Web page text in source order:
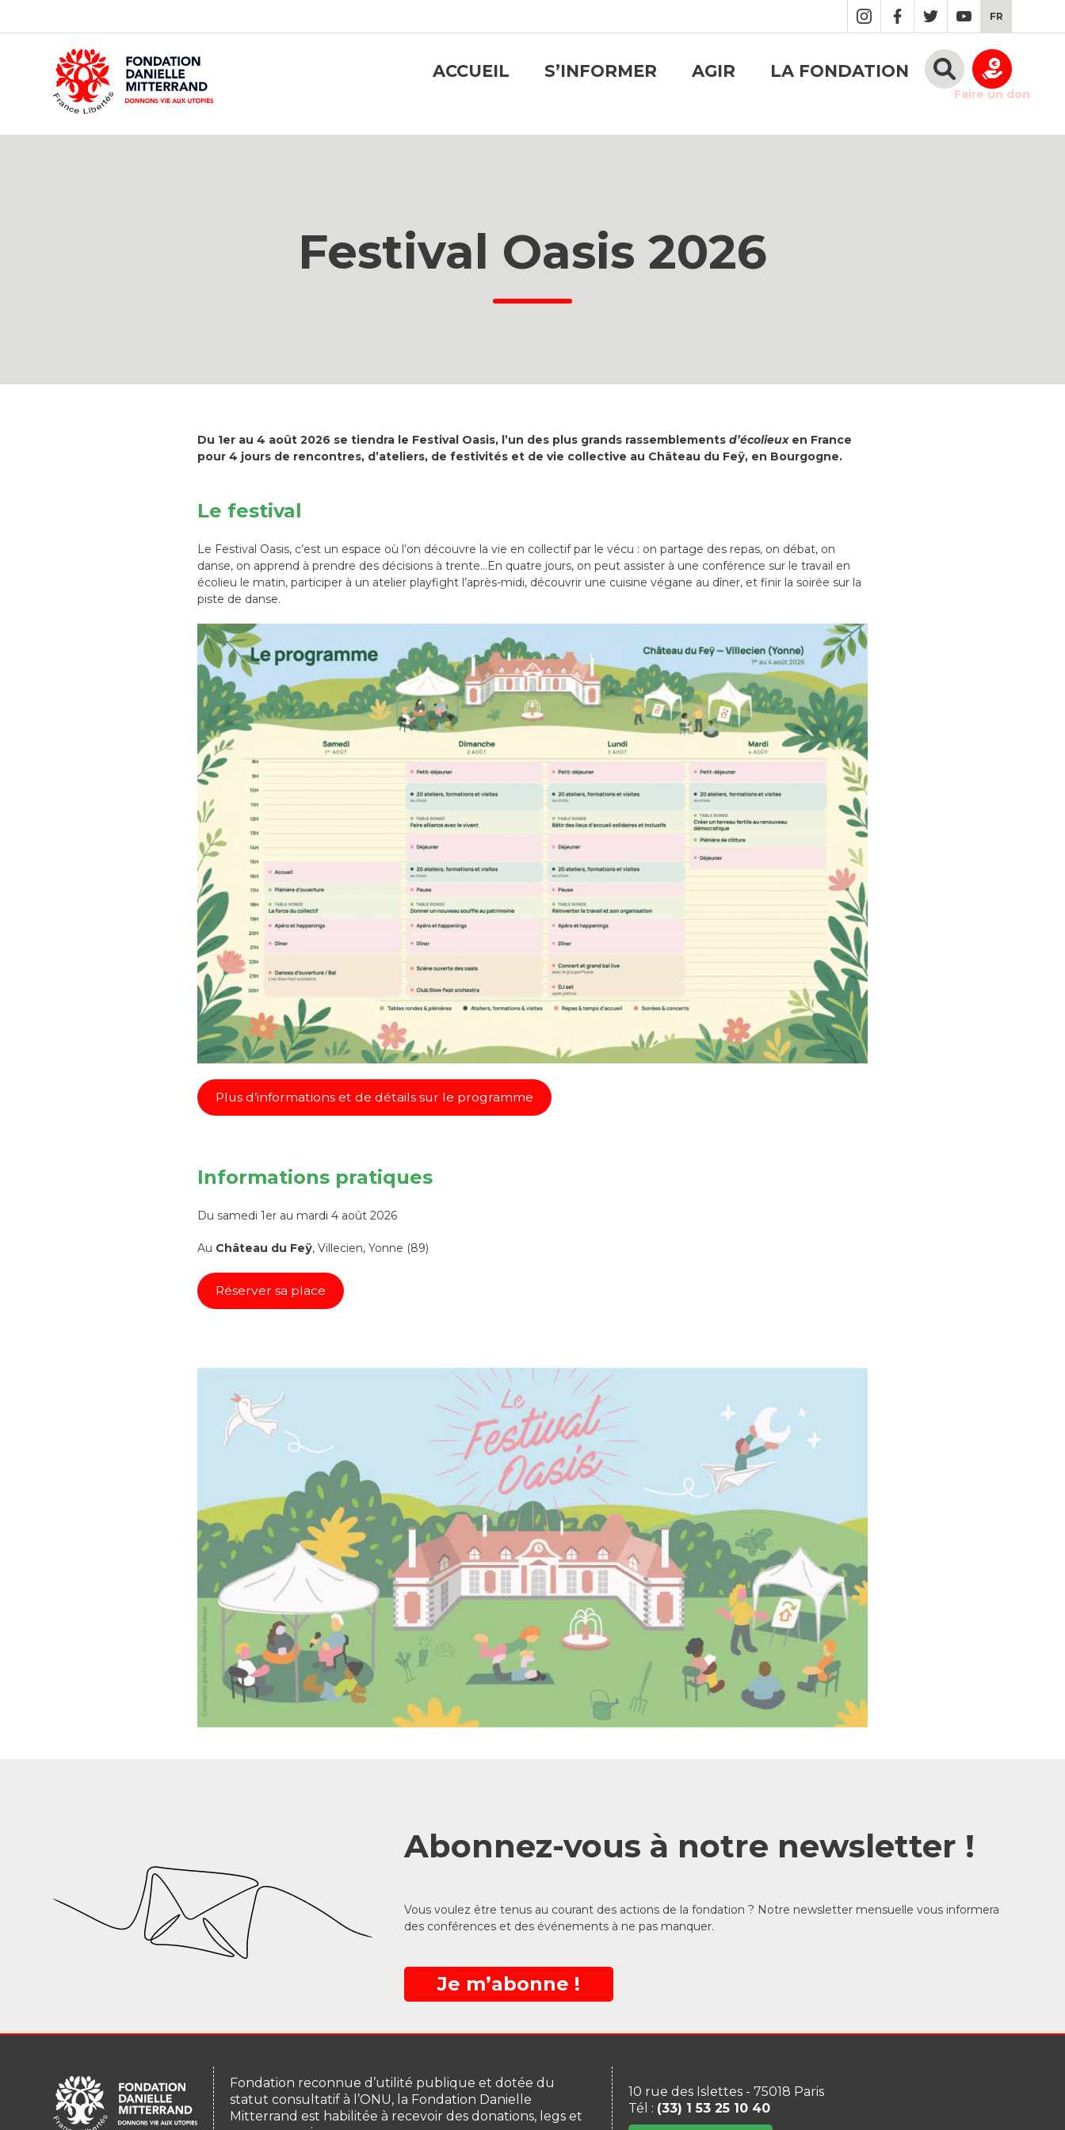
CONTENT
FR
ACCUEIL S’INFORMER AGIR LA FONDATION
Faire un don
Festival Oasis 2026
Du 1er au 4 août 2026 se tiendra le Festival Oasis, l’un des plus grands rassemblements d’écolieuxen France
pour 4 jours de rencontres, d’ateliers, de festivités et de vie collective au Château du Feÿ, en Bourgogne.
Le festival
Le Festival Oasis, c’est un espace où l’on découvre la vie en collectif par le vécu : on partage des repas, on débat, on
danse, on apprend à prendre des décisions à trente…En quatre jours, on peut assister à une conférence sur le travail en
écolieu le matin, participer à un atelier playfight l’après-midi, découvrir une cuisine végane au dîner, et finir la soirée sur la
piste de danse.
Plus d’informations et de détails sur le programme
Informations pratiques
Du samedi 1er au mardi 4 août 2026
Au Château du Feÿ, Villecien, Yonne (89)
Réserver sa place
Abonnez-vous à notre newsletter !
Vous voulez être tenus au courant des actions de la fondation ? Notre newsletter mensuelle vous informera
des conférences et des événements à ne pas manquer.
Je m’abonne !
Fondation reconnue d’utilité publique et dotée du
statut consultatif à l’ONU, la Fondation Danielle
Mitterrand est habilitée à recevoir des donations, legs et
10 rue des Islettes - 75018 Paris
Tél : (33) 1 53 25 10 40